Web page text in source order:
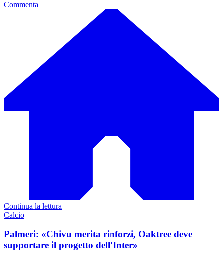
Commenta
Continua la lettura
Calcio
Palmeri: «Chivu merita rinforzi, Oaktree deve
supportare il progetto dell’Inter»